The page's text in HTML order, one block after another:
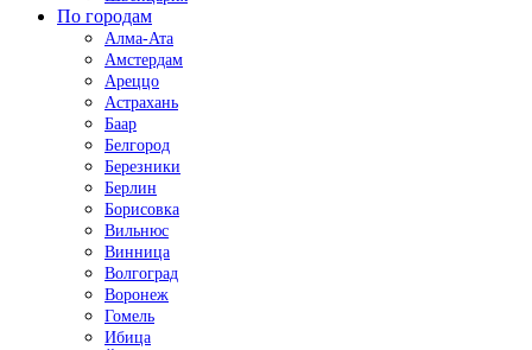
По городам
Алма-Ата
Амстердам
Ареццо
Астрахань
Баар
Белгород
Березники
Берлин
Борисовка
Вильнюс
Винница
Волгоград
Воронеж
Гомель
Ибица